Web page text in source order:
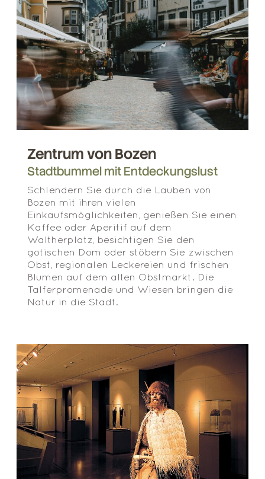
Zentrum von Bozen
Stadtbummel mit Entdeckungslust
Schlendern Sie durch die Lauben von
Bozen mit ihren vielen
Einkaufsmöglichkeiten, genießen Sie einen
Kaffee oder Aperitif auf dem
Waltherplatz, besichtigen Sie den
gotischen Dom oder stöbern Sie zwischen
Obst, regionalen Leckereien und frischen
Blumen auf dem alten Obstmarkt. Die
Talferpromenade und Wiesen bringen die
Natur in die Stadt.